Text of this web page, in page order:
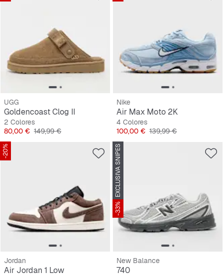
UGG
Goldencoast Clog II
2 Colores
Precio
80,00 € Precio original
149,99 €
Nike
Air Max Moto 2K
4 Colores
Precio
100,00 € Precio original
139,99 €
-20%
Jordan
Air Jordan 1 Low
EXCLUSIVA SNIPES
-33%
New Balance
740